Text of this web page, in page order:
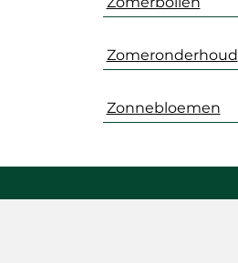
Zomeronderhoud
Zonnebloemen